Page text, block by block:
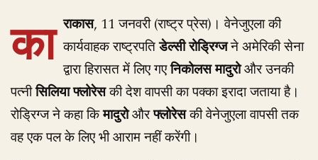
का राकास, 11 जनवरी (राष्ट्र प्रेस)। वेनेजुएला की
कार्यवाहक राष्ट्रपतिडेल्सी रोड्रिग्जने अमेरिकी सेना
द्वारा हिरासत में लिए गएनिकोलस मादुरोऔर उनकी
पत्नीसिलिया फ्लोरेसकी देश वापसी का पक्का इरादा जताया है।
रोड्रिग्ज ने कहा किमादुरोऔरफ्लोरेसकी वेनेजुएला वापसी तक
वह एक पल के लिए भी आराम नहीं करेंगी।